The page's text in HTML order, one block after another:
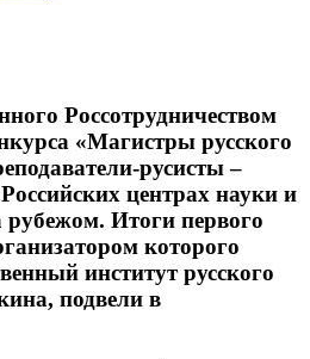
Россотрудничеством
«Магистры русского
русисты –
центрах науки и
Итоги первого
которого
институт русского
подвели в